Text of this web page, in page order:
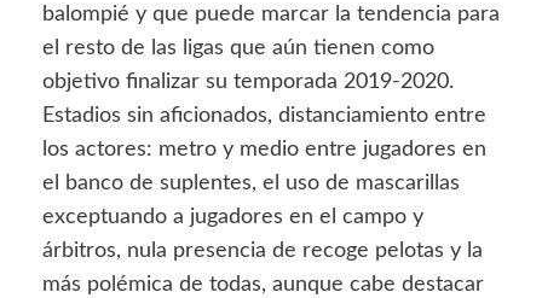
balompié y que puede marcar la tendencia para
el resto de las ligas que aún tienen como
objetivo finalizar su temporada 2019-2020.
Estadios sin aficionados, distanciamiento entre
los actores: metro y medio entre jugadores en
el banco de suplentes, el uso de mascarillas
exceptuando a jugadores en el campo y
árbitros, nula presencia de recoge pelotas y la
más polémica de todas, aunque cabe destacar